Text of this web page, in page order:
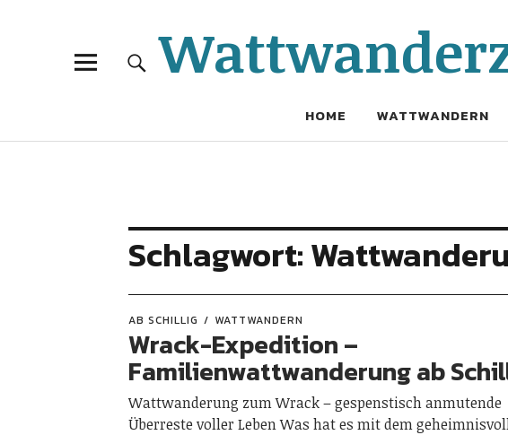
HOME WATTWANDERN
Schlagwort:
AB SCHILLIG WATTWANDERN
Wrack-Expedition –
Familienwattwanderung ab
Wattwanderung zum Wrack – gespenstisch anmutende
Überreste voller Leben Was hat es mit dem